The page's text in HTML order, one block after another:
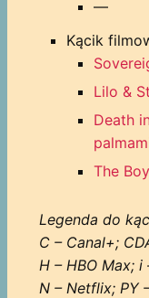
—
Kącik
Lilo &
Death
The
Legenda do
C – Canal+;
H – HBO Max; i
N – Netflix; PY